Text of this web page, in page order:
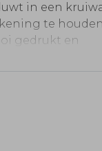
in een
te
gedrukt en